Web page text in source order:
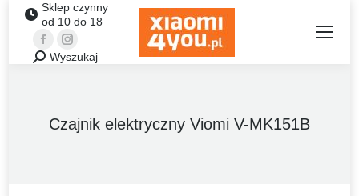
Sklep czynny
od 10 do 18
FacebookInstagram
Szukaj:Wyszukaj
Czajnik elektryczny Viomi V-MK151B